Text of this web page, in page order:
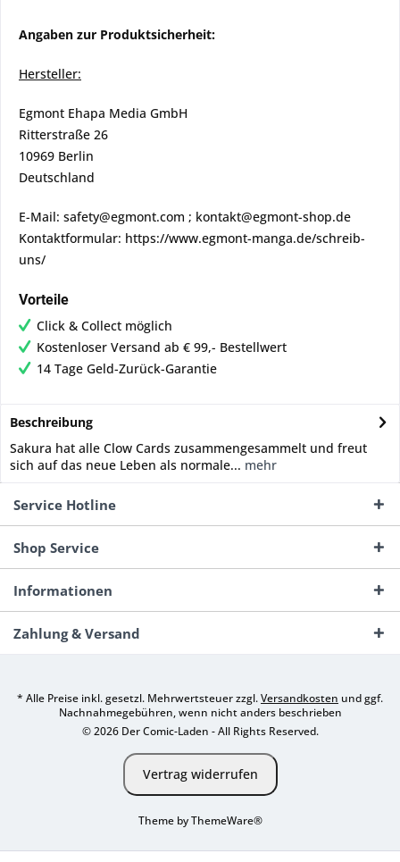
Angaben zur Produktsicherheit:
Hersteller:
Egmont Ehapa Media GmbH
Ritterstraße 26
10969 Berlin
Deutschland
E-Mail: safety@egmont.com ; kontakt@egmont-shop.de
Kontaktformular: https://www.egmont-manga.de/schreib-
uns/
Vorteile
Click & Collect möglich
Kostenloser Versand ab € 99,- Bestellwert
14 Tage Geld-Zurück-Garantie
Beschreibung
Sakura hat alle Clow Cards zusammengesammelt und freut
sich auf das neue Leben als normale... mehr
Service Hotline
Shop Service
Informationen
Zahlung & Versand
* Alle Preise inkl. gesetzl. Mehrwertsteuer zzgl.Versandkosten und ggf.
Nachnahmegebühren, wenn nicht anders beschrieben
© 2026 Der Comic-Laden - All Rights Reserved.
Vertrag widerrufen
Theme byThemeWare®